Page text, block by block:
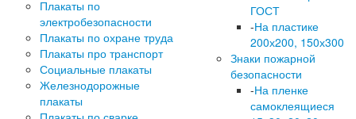
Плакаты по
электробезопасности
Плакаты по охране труда
Плакаты про транспорт
Социальные плакаты
Железнодорожные
плакаты
ГОСТ
-На пластике
200х200, 150х300
Знаки пожарной
безопасности
-На пленке
самоклеящиеся